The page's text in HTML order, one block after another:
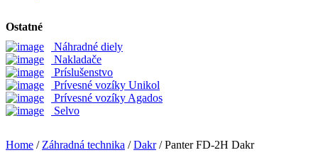
Ostatné
Náhradné diely
Nakladače
Príslušenstvo
Prívesné vozíky Unikol
Prívesné vozíky Agados
Selvo
Home /Záhradná technika /Dakr/ Panter FD-2H Dakr